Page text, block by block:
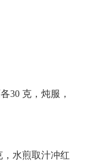
30 克，炖服，
，水煎取汁冲红